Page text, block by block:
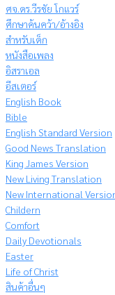
ศจ.ดร.วีรชัย โกแวร์
ศึกษาค้นคว้า/อ้างอิง
สำหรับเด็ก
หนังสือเพลง
อิสราเอล
อีสเตอร์
English Book
Bible
English Standard Version
Good News Translation
King James Version
New Living Translation
New International
Childern
Comfort
Daily Devotionals
Easter
Life of Christ
สินค้าอื่นๆ